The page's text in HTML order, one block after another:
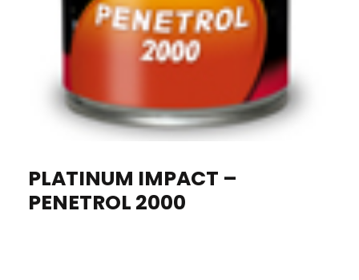
PLATINUM IMPACT –
PENETROL 2000